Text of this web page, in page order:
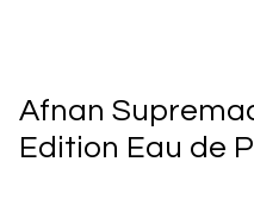
Afnan
Edition Eau de